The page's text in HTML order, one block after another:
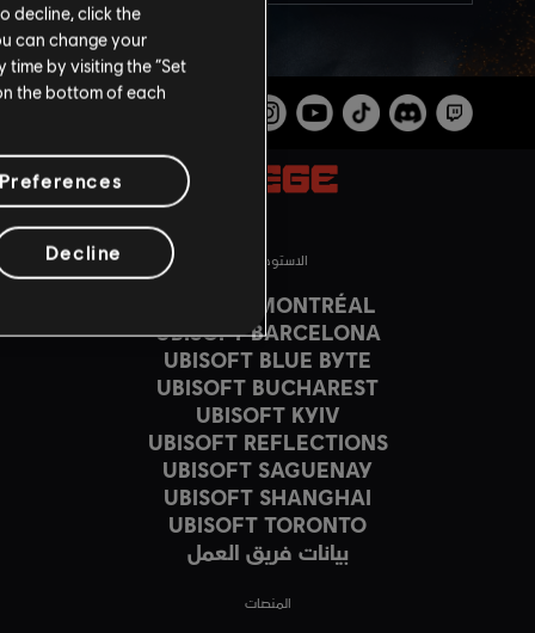
الاستوديوهات
UBISOFT MONTRÉAL
UBISOFT BARCELONA
UBISOFT BLUE BYTE
UBISOFT BUCHAREST
UBISOFT KYIV
UBISOFT REFLECTIONS
UBISOFT SAGUENAY
UBISOFT SHANGHAI
UBISOFT TORONTO
بيانات فريق العمل
المنصات
decline, click the
can change your
by visiting the “Set
the bottom of each
Decline